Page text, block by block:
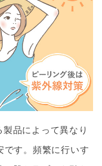
品によって異なり
です。頻繁に行いす